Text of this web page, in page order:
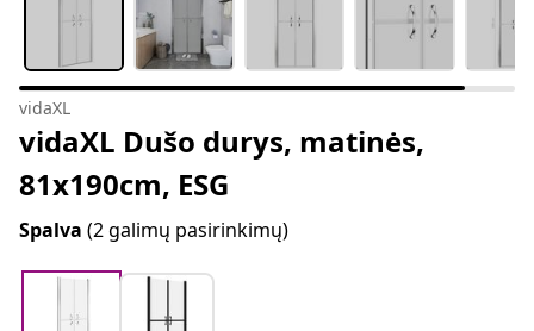
vidaXL
vidaXL Dušo durys, matinės,
81x190cm, ESG
Spalva (2 galimų pasirinkimų)